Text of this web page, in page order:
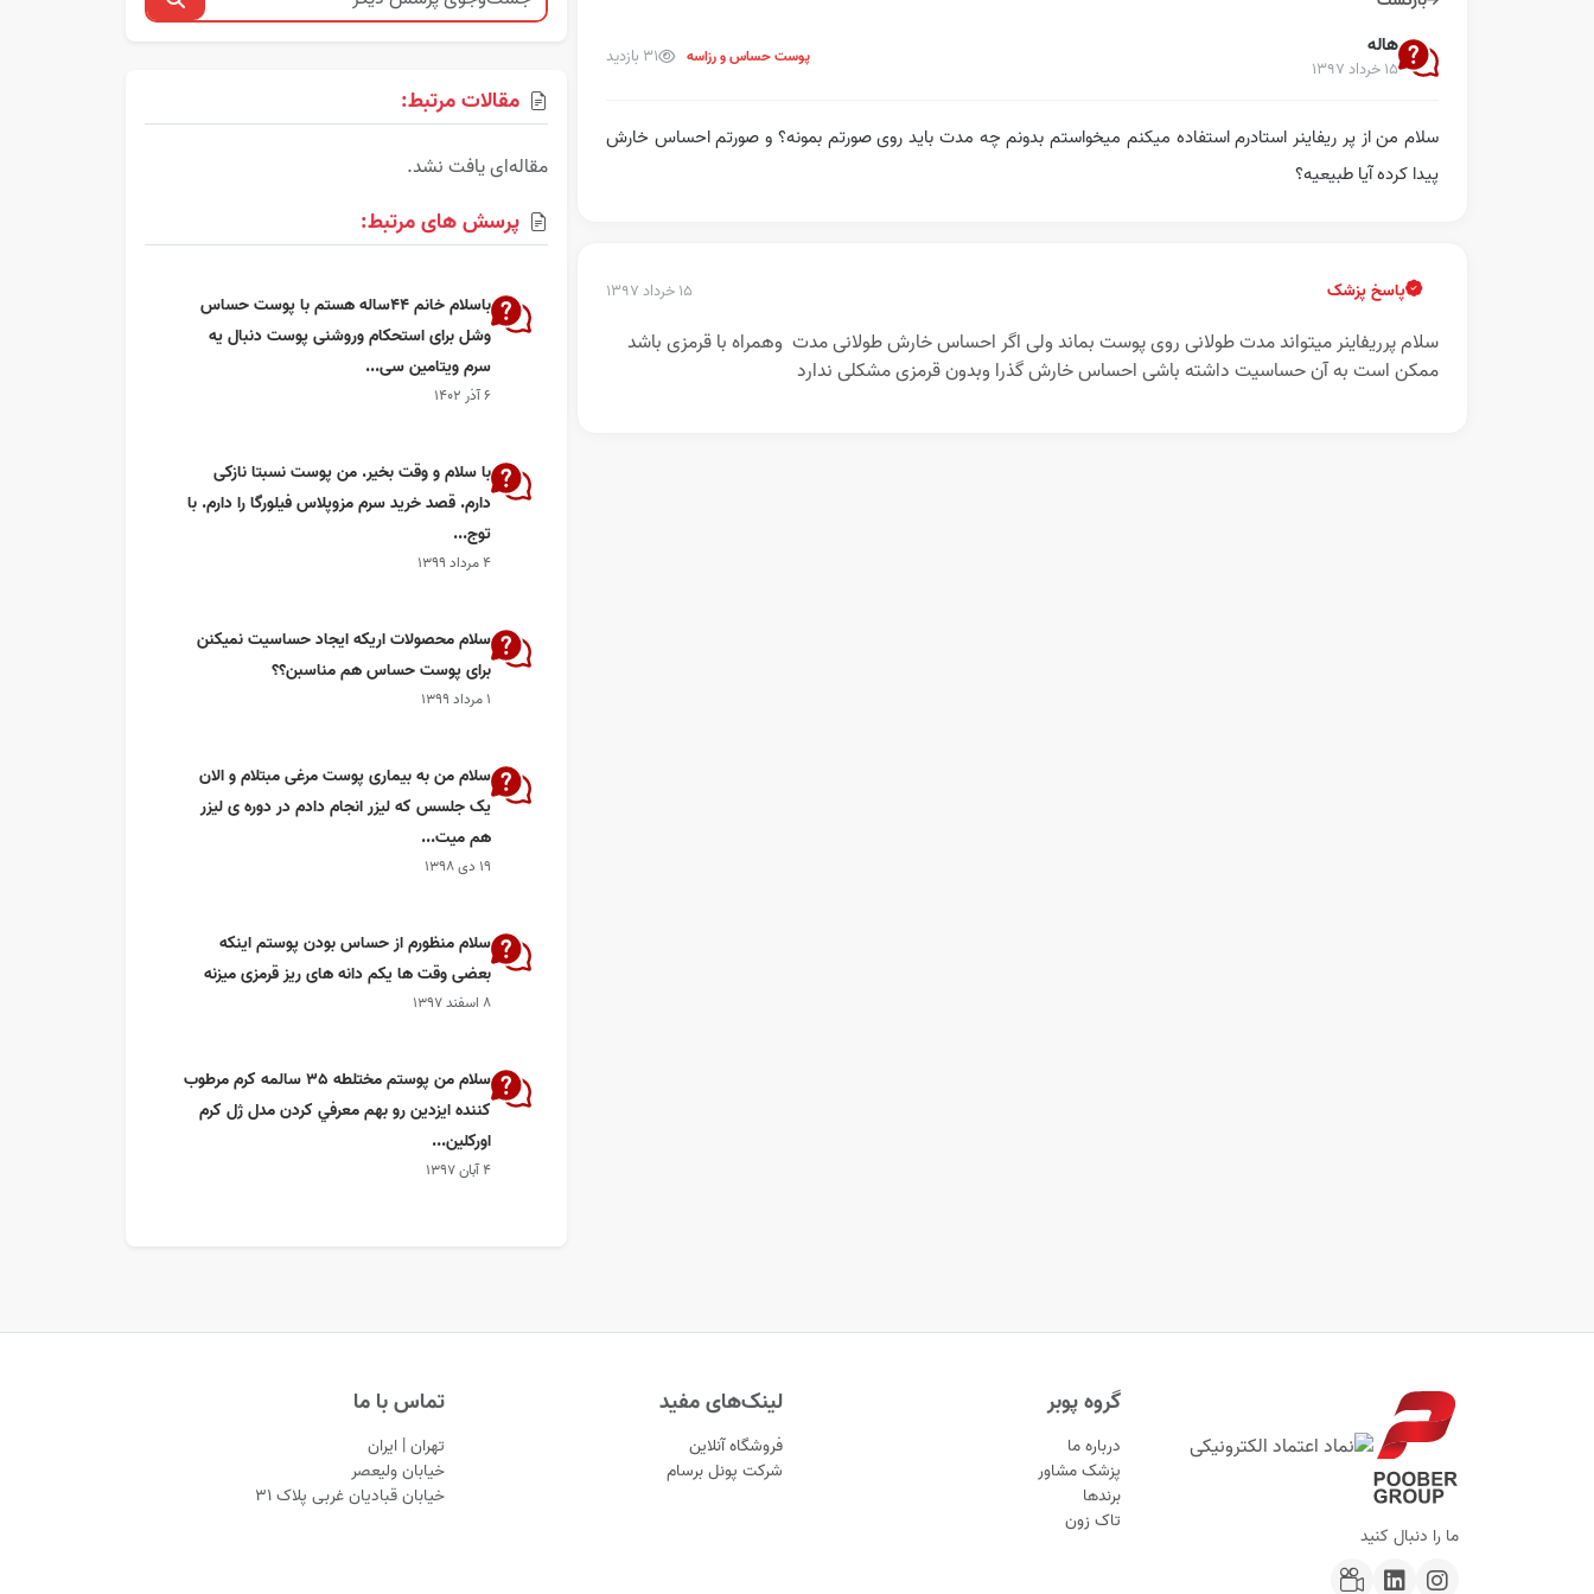
هاله
۱۵ خرداد ۱۳۹۷
پوست حساس و رزاسه 31 بازدید
سلام من از پر ریفاینر استادرم استفاده میکنم میخواستم بدونم چه مدت باید روی صورتم بمونه؟ و صورتم احساس خارش
پیدا کرده آیا طبیعیه؟
پاسخ پزشک ۱۵ خرداد ۱۳۹۷
سلام پرریفاینر میتواند مدت طولانی روی پوست بماند ولی اگر احساس خارش طولانی مدت وهمراه با قرمزی باشد
ممکن است به آن حساسیت داشته باشی احساس خارش گذرا وبدون قرمزی مشکلی ندارد
مقالات مرتبط:
مقاله‌ای یافت نشد.
پرسش های مرتبط:
باسلام خانم ۴۴ساله هستم با پوست حساس
وشل برای استحکام وروشنی پوست دنبال یه
سرم ویتامین سی...
۶ آذر ۱۴۰۲
با سلام و وقت بخیر. من پوست نسبتا نازکی
دارم. قصد خرید سرم مزوپلاس فیلورگا را دارم. با
توج...
۴ مرداد ۱۳۹۹
سلام محصولات اریکه ایجاد حساسیت‌ نمیکنن
برای‌ پوست حساس هم مناسبن؟؟
۱ مرداد ۱۳۹۹
سلام من به بیماری پوست مرغی مبتلام و الان
یک جلسس که لیزر انجام دادم در دوره ی لیزر
هم میت...
۱۹ دی ۱۳۹۸
سلام منظورم از حساس بودن پوستم اینکه
بعضی وقت ها یکم دانه های ریز قرمزی میزنه
۸ اسفند ۱۳۹۷
سلام من پوستم مختلطه ٣٥ سالمه كرم مرطوب
كننده ايزدين رو بهم معرفي كردن مدل ژل كرم
اوركلين...
۴ آبان ۱۳۹۷
ما را دنبال کنید
گروه پوبر
درباره ما
پزشک مشاور
برندها
تاک زون
لینک‌های مفید
فروشگاه آنلاین
شرکت پونل برسام
تماس با ما
تهران | ایران
خیابان ولیعصر
خیابان قبادیان غربی پلاک ۳۱